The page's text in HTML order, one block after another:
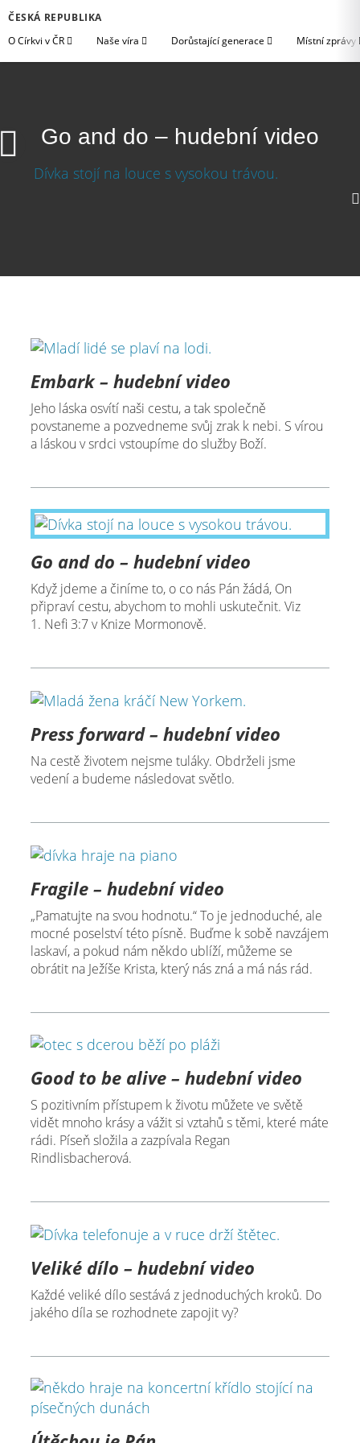
ČESKÁ REPUBLIKA
O Církvi v ČR
Naše víra Dorůstající generace Místní zprávy
Go and do – hudební video
Embark – hudební video
Jeho láska osvítí naši cestu, a tak společně
povstaneme a pozvedneme svůj zrak k nebi. S vírou
a láskou v srdci vstoupíme do služby Boží.
Go and do – hudební video
Když jdeme a činíme to, o co nás Pán žádá, On
připraví cestu, abychom to mohli uskutečnit. Viz
1. Nefi 3:7 v Knize Mormonově.
Press forward – hudební video
Na cestě životem nejsme tuláky. Obdrželi jsme
vedení a budeme následovat světlo.
Fragile – hudební video
„Pamatujte na svou hodnotu.“ To je jednoduché, ale
mocné poselství této písně. Buďme k sobě navzájem
laskaví, a pokud nám někdo ublíží, můžeme se
obrátit na Ježíše Krista, který nás zná a má nás rád.
Good to be alive – hudební video
S pozitivním přístupem k životu můžete ve světě
vidět mnoho krásy a vážit si vztahů s těmi, které máte
rádi. Píseň složila a zazpívala Regan
Rindlisbacherová.
Veliké dílo – hudební video
Každé veliké dílo sestává z jednoduchých kroků. Do
jakého díla se rozhodnete zapojit vy?